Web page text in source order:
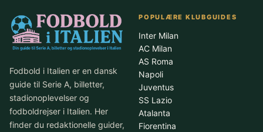
Fodbold i Italien er en dansk
guide til Serie A, billetter,
stadionoplevelser og
fodboldrejser i Italien. Her
finder du redaktionelle guider,
POPULÆRE KLUBGUIDES
Inter Milan
AC Milan
AS Roma
Napoli
Juventus
SS Lazio
Atalanta
Fiorentina